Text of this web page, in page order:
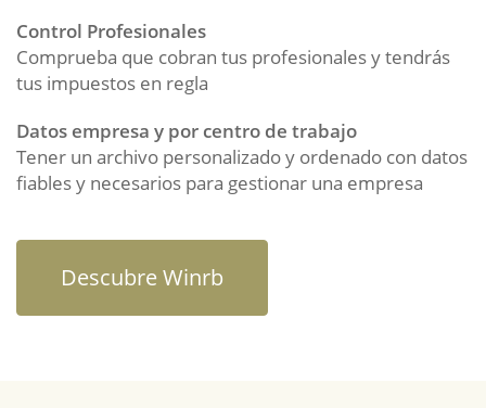
Control Profesionales
Comprueba que cobran tus profesionales y tendrás
tus impuestos en regla
Datos empresa y por centro de trabajo
Tener un archivo personalizado y ordenado con datos
fiables y necesarios para gestionar una empresa
Descubre Winrb